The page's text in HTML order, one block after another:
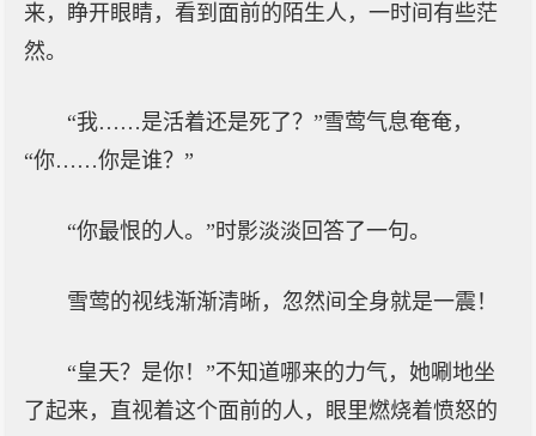
来，睁开眼睛，看到面前的陌生人，一时间有些茫
然。
“我……是活着还是死了？”雪莺气息奄奄，
“你……你是谁？”
“你最恨的人。”时影淡淡回答了一句。
雪莺的视线渐渐清晰，忽然间全身就是一震！
“皇天？是你！”不知道哪来的力气，她唰地坐
了起来，直视着这个面前的人，眼里燃烧着愤怒的